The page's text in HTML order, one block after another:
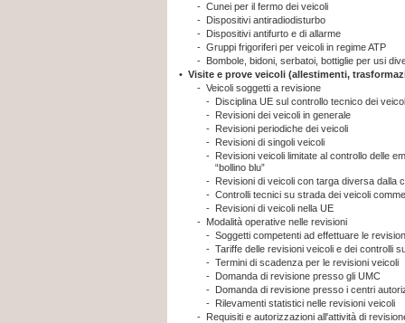
- Cunei per il fermo dei veicoli
- Dispositivi antiradiodisturbo
- Dispositivi antifurto e di allarme
- Gruppi frigoriferi per veicoli in regime ATP
- Bombole, bidoni, serbatoi, bottiglie per usi
• Visite e prove veicoli (allestimenti,
- Veicoli soggetti a revisione
- Disciplina UE sul controllo tecnico dei
- Revisioni dei veicoli in generale
- Revisioni periodiche dei veicoli
- Revisioni di singoli veicoli
- Revisioni veicoli limitate al controllo delle
“bollino blu”
- Revisioni di veicoli con targa diversa dalla
- Controlli tecnici su strada dei veicoli
- Revisioni di veicoli nella UE
- Modalità operative nelle revisioni
- Soggetti competenti ad effettuare le
- Tariffe delle revisioni veicoli e dei controlli
- Termini di scadenza per le revisioni veicoli
- Domanda di revisione presso gli UMC
- Domanda di revisione presso i centri
- Rilevamenti statistici nelle revisioni veicoli
- Requisiti e autorizzazioni all'attività di